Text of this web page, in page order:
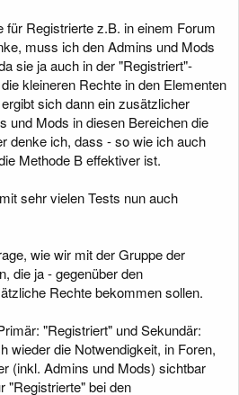
für Registrierte z.B. in einem Forum
muss ich den Admins und Mods
sie ja auch in der "Registriert"-
kleineren Rechte in den Elementen
sich dann ein zusätzlicher
und Mods in diesen Bereichen die
denke ich, dass - so wie ich auch
Methode B effektiver ist.
sehr vielen Tests nun auch
wie wir mit der Gruppe der
die ja - gegenüber den
Rechte bekommen sollen.
"Registriert" und Sekundär:
wieder die Notwendigkeit, in Foren,
(inkl. Admins und Mods) sichtbar
"Registrierte" bei den